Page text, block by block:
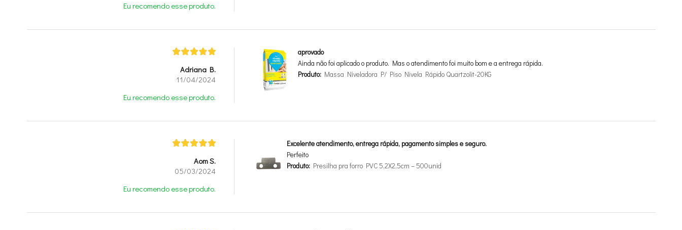
Eu recomendo esse produto.
Adriana B.
11/04/2024
Eu recomendo esse produto.
aprovado
Ainda não foi aplicado o produto. Mas o atendimento foi muito bom e a entrega rápida.
Produto: Massa Niveladora P/ Piso Nivela Rápido Quartzolit-20KG
Aom S.
05/03/2024
Eu recomendo esse produto.
Excelente atendimento, entrega rápida, pagamento simples e seguro.
Perfeito
Produto: Presilha pra forro PVC 5,2X2,5cm – 500unid